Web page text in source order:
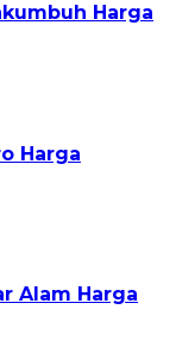
Harga
Harga
Alam Harga